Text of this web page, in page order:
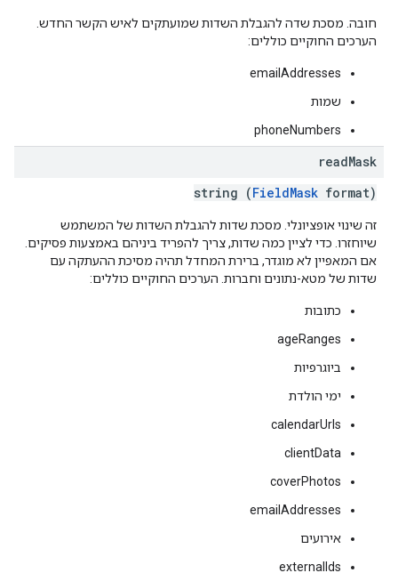
חובה. מסכת שדה להגבלת השדות שמועתקים לאיש הקשר החדש.
הערכים החוקיים כוללים:
emailAddresses
שמות
phoneNumbers
readMask
string (FieldMask format)
זה שינוי אופציונלי. מסכת שדות להגבלת השדות של המשתמש
שיוחזרו. כדי לציין כמה שדות, צריך להפריד ביניהם באמצעות פסיקים.
אם המאפיין לא מוגדר, ברירת המחדל תהיה מסיכת ההעתקה עם
שדות של מטא-נתונים וחברות. הערכים החוקיים כוללים:
כתובות
ageRanges
ביוגרפיות
ימי הולדת
calendarUrls
clientData
coverPhotos
emailAddresses
אירועים
externalIds